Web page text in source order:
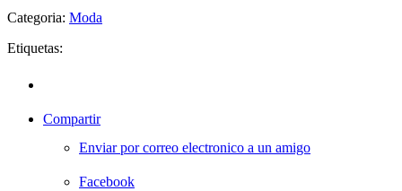
Categoria: Moda
Etiquetas:
Compartir
Enviar por correo electronico a un amigo
Facebook